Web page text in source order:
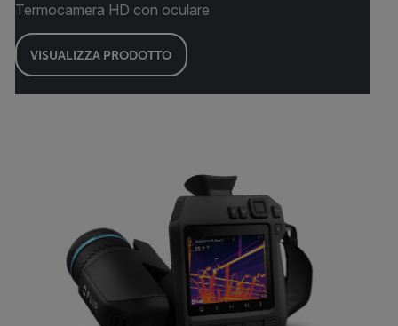
Termocamera HD con oculare
VISUALIZZA PRODOTTO